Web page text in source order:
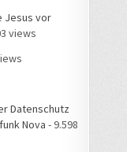
Jesus vor
views
Datenschutz
Nova - 9.598